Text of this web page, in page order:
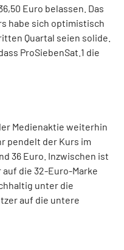
Euro belassen. Das
habe sich optimistisch
Quartal seien solide.
ProSiebenSat.1 die
Medienaktie weiterhin
pendelt der Kurs im
36 Euro. Inzwischen ist
die 32-Euro-Marke
unter die
auf die untere